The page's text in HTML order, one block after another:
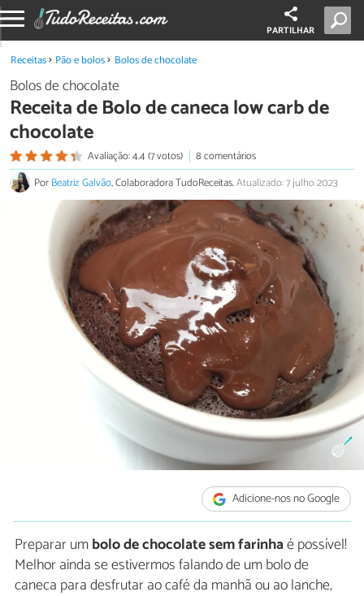
PARTILHAR
Receitas Pão e bolos Bolos de chocolate
Bolos de chocolate
Receita de Bolo de caneca low carb de
chocolate
Avaliação: 4.4 (7 votos)
8 comentários
PorBeatriz Galvão, Colaboradora TudoReceitas.Atualizado: 7 julho 2023
Adicione-nos no Google
Preparar umbolo de chocolate sem farinhaé possível!
Melhor ainda se estivermos falando de um bolo de
caneca para desfrutar ao café da manhã ou ao lanche,